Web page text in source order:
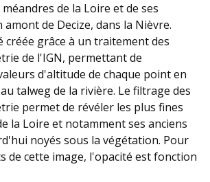
de la Loire et de ses
amont de Decize, dans la Nièvre.
créée grâce à un traitement des
de l'IGN, permettant de
d'altitude de chaque point en
talweg de la rivière. Le filtrage des
permet de révéler les plus fines
la Loire et notamment ses anciens
noyés sous la végétation. Pour
de cette image, l'opacité est fonction